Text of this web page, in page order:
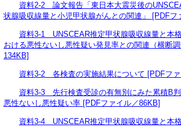
資料2-2 論文報告「東日本大震災後の
状腺吸収線量と小児甲状腺がんとの関連」 [PDFフ
資料3-1 UNSCEAR推定甲状腺吸収線量と本
おける悪性ないし悪性疑い発見率との関連（横断
134KB]
資料3-2 各検査の実施結果について [PDFファ
資料3-3 先行検査受診の有無別にみた累積B判
悪性ないし悪性疑い率 [PDFファイル／86KB]
資料3-4 UNSCEAR推定甲状腺吸収線量と本